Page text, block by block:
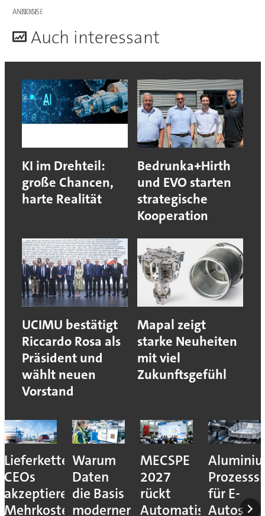
ANZEIGE
Auch interessant
KI im Drehteil:
große Chancen,
harte Realität
Bedrunka+Hirth
und EVO starten
strategische
Kooperation
UCIMU bestätigt
Riccardo Rosa als
Präsident und
wählt neuen
Vorstand
Mapal zeigt
starke Neuheiten
mit viel
Zukunftsgefühl
Lieferkettenresilienz:
CEOs
akzeptieren
Mehrkosten
Warum
Daten
die Basis
moderner
MECSPE
2027
rückt
Automatisierung
für E-
Autos